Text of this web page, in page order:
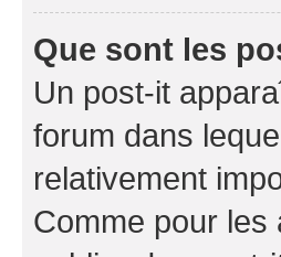
Que sont les
Un post-it
forum dans
relativement
Comme pour les